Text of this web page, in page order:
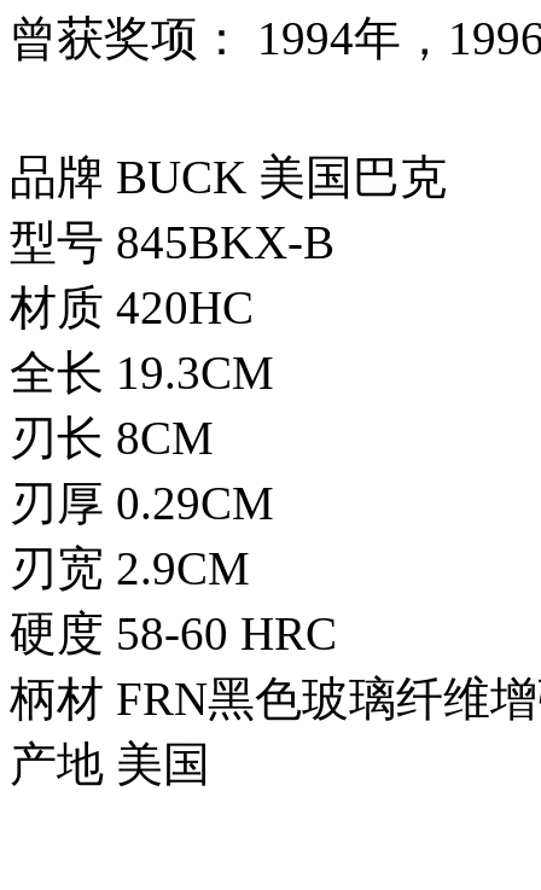
曾获奖项： 1994年，
品牌 BUCK 美国巴克
型号 845BKX-B
材质 420HC
全长 19.3CM
刃长 8CM
刃厚 0.29CM
刃宽 2.9CM
硬度 58-60 HRC
柄材 FRN黑色玻璃纤维
产地 美国